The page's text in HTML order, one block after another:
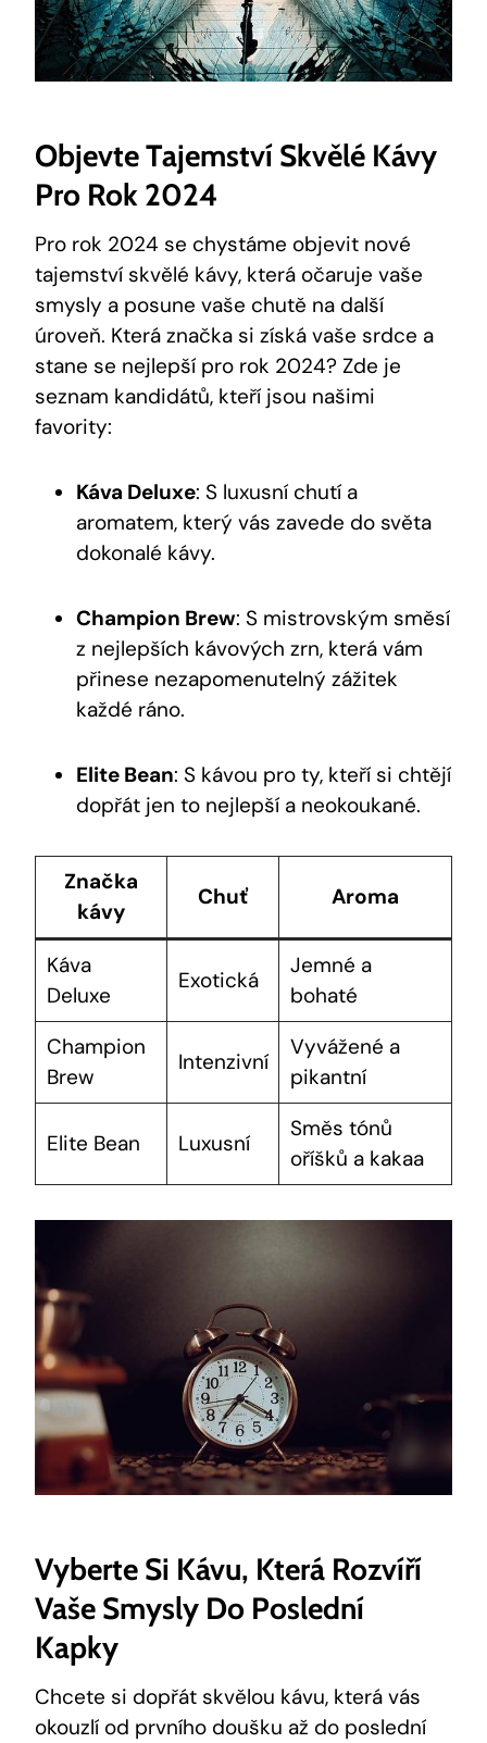
Objevte Tajemství Skvělé Kávy
Pro‍ Rok 2024
Pro rok 2024 se chystáme objevit nové
tajemství skvělé kávy, která‍ očaruje vaše​
smysly a posune vaše ⁢chutě na další⁢
úroveň. Která značka si získá vaše srdce⁣ a
stane se nejlepší pro rok 2024? Zde je
‍seznam‌ kandidátů, kteří jsou našimi
favority:
Káva Deluxe: S luxusní⁣ chutí a
aromatem, který vás zavede do světa
dokonalé⁤ kávy.
Champion Brew: S mistrovským⁢ směsí
z nejlepších kávových zrn, která vám
přinese nezapomenutelný zážitek
každé ráno.
Elite Bean: S kávou pro ty, kteří si chtějí
dopřát jen to ‌nejlepší a neokoukané.
Značka
kávy
Chuť Aroma
Káva
Deluxe
Exotická
Jemné a⁤
bohaté
Champion‍
Brew
Intenzivní
Vyvážené a
pikantní
Elite Bean Luxusní
Směs tónů
oříšků a​ kakaa
Vyberte Si Kávu, Která‌ Rozvíří
Vaše Smysly Do Poslední
Kapky
Chcete si dopřát skvělou​ kávu, která vás
okouzlí⁣ od prvního doušku až ⁢do poslední